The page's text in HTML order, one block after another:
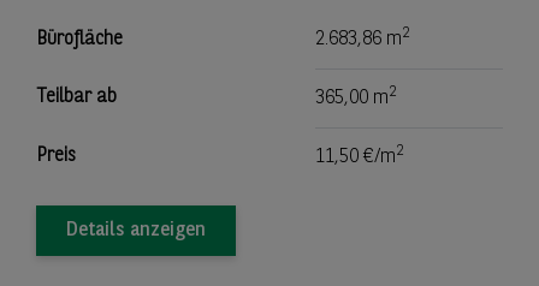
Bürofläche 2.683,86 m2
Teilbar ab 365,00 m2
Preis 11,50 €/m2
Details anzeigen